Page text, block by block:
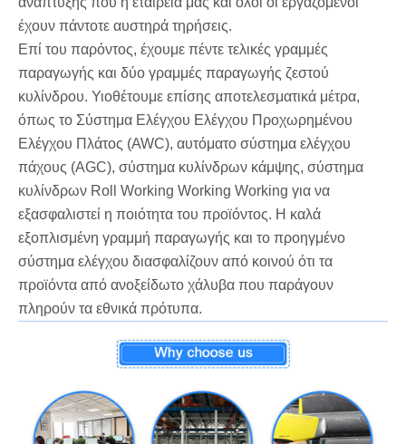
έχουν πάντοτε αυστηρά τηρήσεις.
Επί του παρόντος, έχουμε πέντε τελικές γραμμές
παραγωγής και δύο γραμμές παραγωγής ζεστού
κυλίνδρου. Υιοθέτουμε επίσης αποτελεσματικά μέτρα,
όπως το Σύστημα Ελέγχου Ελέγχου Προχωρημένου
Ελέγχου Πλάτος (AWC), αυτόματο σύστημα ελέγχου
πάχους (AGC), σύστημα κυλίνδρων κάμψης, σύστημα
κυλίνδρων Roll Working Working Working για να
εξασφαλιστεί η ποιότητα του προϊόντος. Η καλά
εξοπλισμένη γραμμή παραγωγής και το προηγμένο
σύστημα ελέγχου διασφαλίζουν από κοινού ότι τα
προϊόντα από ανοξείδωτο χάλυβα που παράγουν
πληρούν τα εθνικά πρότυπα.